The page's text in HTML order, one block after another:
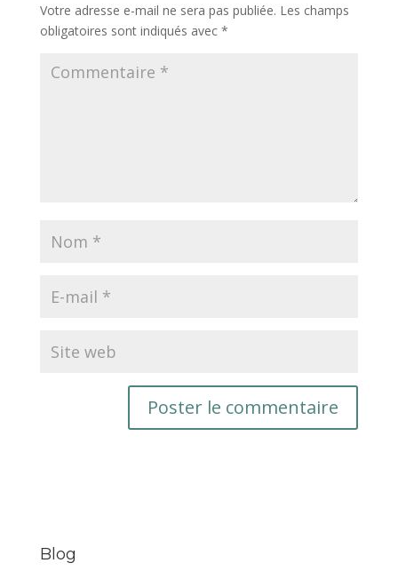
Votre adresse e-mail ne sera pas publiée. Les champs
obligatoires sont indiqués avec *
Blog